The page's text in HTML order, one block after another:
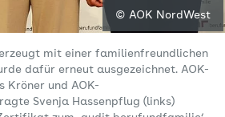
© AOK NordWest
mit einer familienfreundlichen
dafür erneut ausgezeichnet. AOK-
Kröner und AOK-
Svenja Hassenpflug (links)